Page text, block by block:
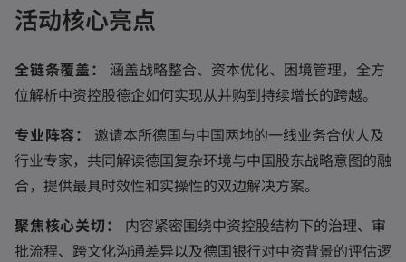
活动核心亮点
全链条覆盖：
涵盖战略整合、资本优化、困境管理，全方
位解析中资控股德企如何实现从并购到持续增长的跨越。
专业阵容：
邀请本所德国与中国两地的一线业务合伙人及
行业专家，共同解读德国复杂环境与中国股东战略意图的融
合，提供最具时效性和实操性的双边解决方案。
聚焦核心关切：
内容紧密围绕中资控股结构下的治理、审
批流程、跨文化沟通差异以及德国银行对中资背景的评估逻